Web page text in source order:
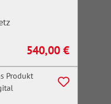
Regulärer Preis:
540,00 €